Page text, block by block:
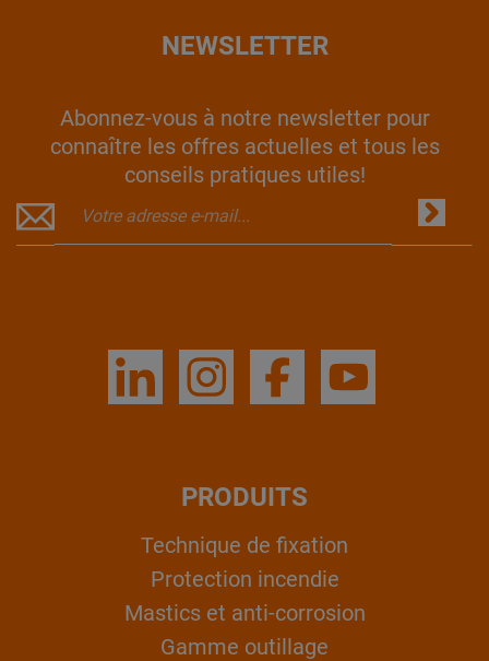
NEWSLETTER
Abonnez-vous à notre newsletter pour
connaître les offres actuelles et tous les
conseils pratiques utiles!
PRODUITS
Technique de fixation
Protection incendie
Mastics et anti-corrosion
Gamme outillage